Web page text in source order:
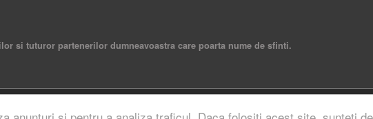
si tuturor partenerilor dumneavoastra care poarta nume de sfinti.